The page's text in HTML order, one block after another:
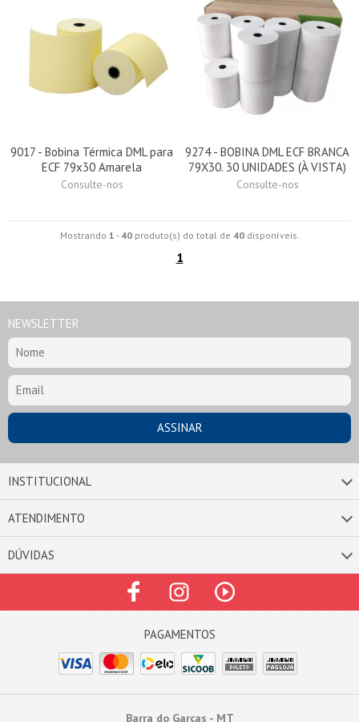
9017 - Bobina Térmica DML para
ECF 79x30 Amarela
Consulte-nos
9274 - BOBINA DML ECF BRANCA
79X30. 30 UNIDADES (À VISTA)
Consulte-nos
Mostrando 1 - 40produto(s) do total de 40disponíveis.
1
NEWSLETTER
INSTITUCIONAL
ATENDIMENTO
DÚVIDAS
Barra do Garças - MT